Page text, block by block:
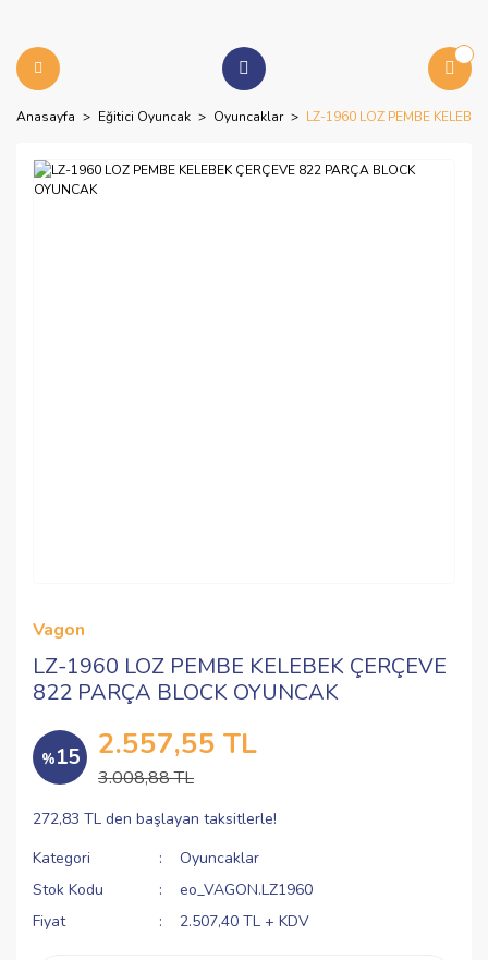
Anasayfa Eğitici Oyuncak Oyuncaklar LZ-1960 LOZ PEMBE
Vagon
LZ-1960 LOZ PEMBE KELEBEK ÇERÇEVE
822 PARÇA BLOCK OYUNCAK
%15 2.557,55 TL
3.008,88 TL
272,83 TL den başlayan taksitlerle!
Kategori
Oyuncaklar
Stok Kodu
eo_VAGON.LZ1960
Fiyat
2.507,40 TL + KDV